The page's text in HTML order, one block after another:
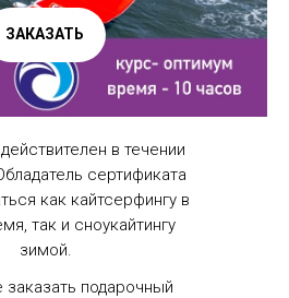
ЗАКАЗАТЬ
подарочный
в течении
сертификата
как кайтсерфингу в
так и сноукайтингу
зимой.